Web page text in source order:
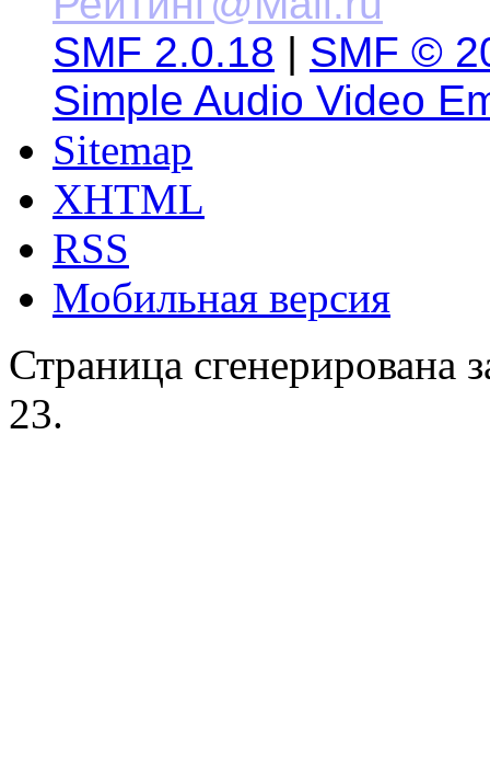
SMF 2.0.18 | SMF ©
Simple Audio Video
Sitemap
XHTML
RSS
Мобильная версия
Страница сгенерирована
23.